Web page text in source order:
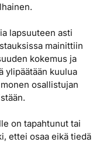
lapsuuteen asti
mainittiin
kokemus ja
ylipäätään kuulua
osallistujan
on tapahtunut tai
ettei osaa eikä tiedä